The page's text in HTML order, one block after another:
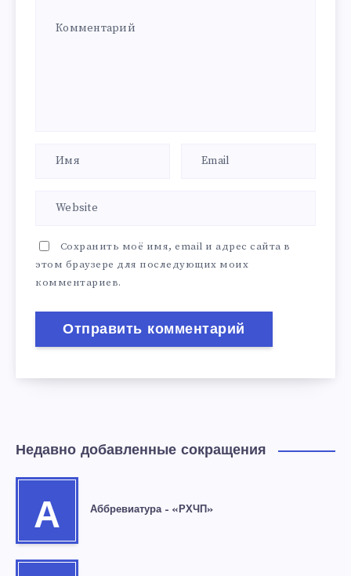
Сохранить моё имя, email и адрес сайта в
этом браузере для последующих моих
комментариев.
Недавно добавленные сокращения
А Аббревиатура – «РХЧП»